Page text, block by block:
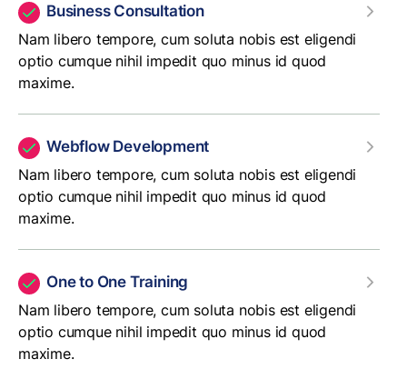
Business Consultation
Nam libero tempore, cum soluta nobis est eligendi
optio cumque nihil impedit quo minus id quod
maxime.
Webflow Development
Nam libero tempore, cum soluta nobis est eligendi
optio cumque nihil impedit quo minus id quod
maxime.
One to One Training
Nam libero tempore, cum soluta nobis est eligendi
optio cumque nihil impedit quo minus id quod
maxime.